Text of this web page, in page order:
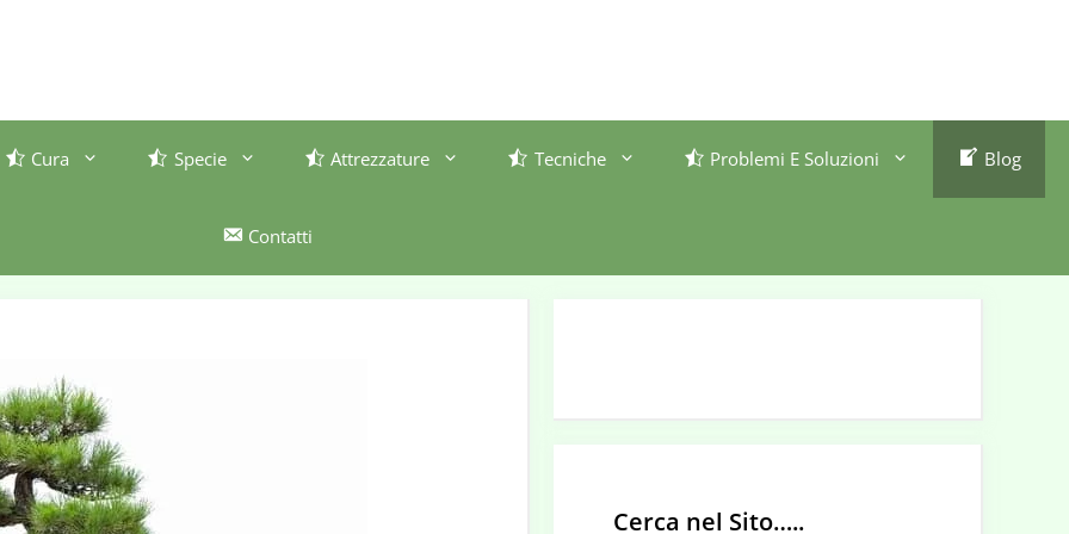
Cura Specie Attrezzature Tecniche Problemi E Soluzioni Blog
Contatti
Cerca nel Sito…..